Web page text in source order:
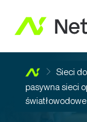
Sieci
pasywna sieci